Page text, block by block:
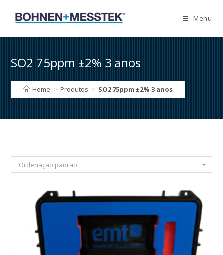
Menu
SO2 75ppm ±2% 3 anos
Home > Produtos > SO2 75ppm ±2% 3 anos
Ordenação padrão